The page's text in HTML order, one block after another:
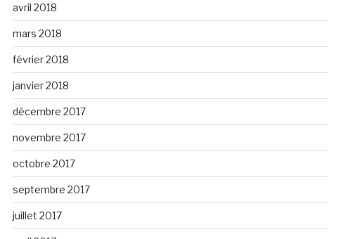
avril 2018
mars 2018
février 2018
janvier 2018
décembre 2017
novembre 2017
octobre 2017
septembre 2017
juillet 2017